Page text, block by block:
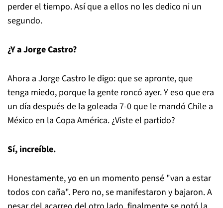
perder el tiempo. Así que a ellos no les dedico ni un
segundo.
¿Y a Jorge Castro?
Ahora a Jorge Castro le digo: que se apronte, que
tenga miedo, porque la gente roncó ayer. Y eso que era
un día después de la goleada 7-0 que le mandó Chile a
México en la Copa América. ¿Viste el partido?
Sí, increíble.
Honestamente, yo en un momento pensé "van a estar
todos con caña". Pero no, se manifestaron y bajaron. A